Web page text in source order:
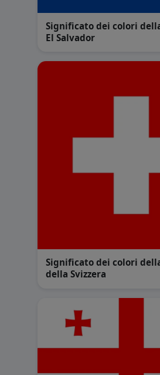
Significato dei colori
El Salvador
Significato dei colori
della Svizzera